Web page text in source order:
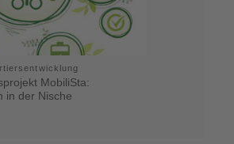
MobiliSta:
in der Nische